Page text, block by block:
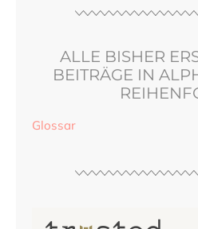
ALLE BISHER
BEITRÄGE IN
Glossar